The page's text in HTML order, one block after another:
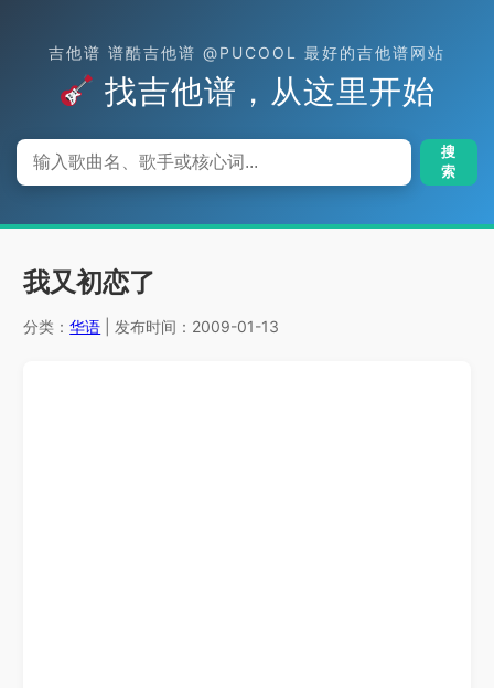
吉他谱 谱酷吉他谱 @PUCOOL 最好的吉他谱网站
找吉他谱，从这里开始
搜
索
我又初恋了
分类：华语 | 发布时间：2009-01-13